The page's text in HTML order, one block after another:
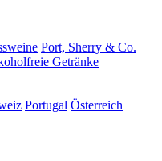
Port, Sherry & Co.
Getränke
Portugal Österreich